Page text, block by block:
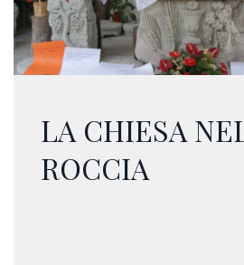
LA CHIESA
ROCCIA